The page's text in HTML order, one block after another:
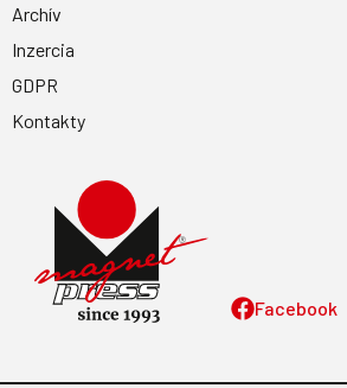
Facebook
Archív
Inzercia
GDPR
Kontakty